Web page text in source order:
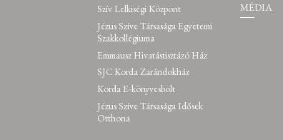
Szív Lelkiségi Központ
Jézus Szíve Társasága Egyetemi
Szakkollégiuma
Emmausz Hivatástisztázó Ház
SJC Korda Zarándokház
Korda E-könyvesbolt
Jézus Szíve Társasága Idősek
Otthona
MÉDIA